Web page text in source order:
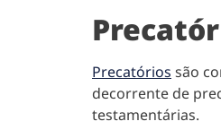
Precatórios são
decorrente de
testamentárias.